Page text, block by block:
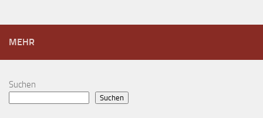
MEHR
Suchen
Suchen